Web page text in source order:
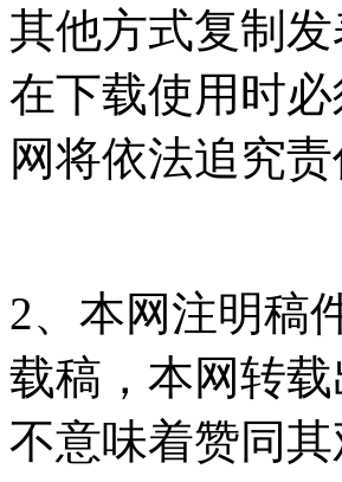
其他方式复制
在下载使用时
网将依法追究责
2、本网注明稿
载稿，本网转
不意味着赞同